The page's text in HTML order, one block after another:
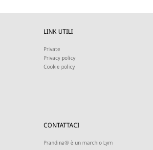
LINK UTILI
Private
Privacy policy
Cookie policy
CONTATTACI
Prandina® è un marchio Lym